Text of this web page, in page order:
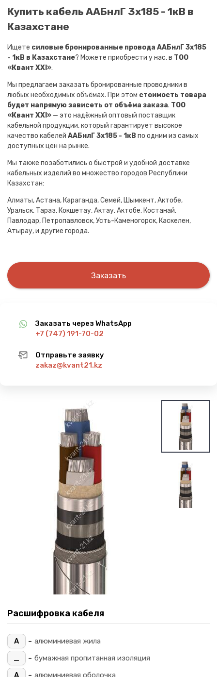
Купить кабель ААБнлГ 3х185 - 1кВ в
Казахстане
Ищете силовые бронированные провода ААБнлГ 3х185
- 1кВ в Казахстане? Можете приобрести у нас, в ТОО
«Квант XXI».
Мы предлагаем заказать бронированные проводники в
любых необходимых объёмах. При этом стоимость товара
будет напрямую зависеть от объёма заказа. ТОО
«Квант XXI» — это надёжный оптовый поставщик
кабельной продукции, который гарантирует высокое
качество кабелей ААБнлГ 3х185 - 1кВ по одним из самых
доступных цен на рынке.
Мы также позаботились о быстрой и удобной доставке
кабельных изделий во множество городов Республики
Казахстан:
Алматы, Астана, Караганда, Семей, Шымкент, Актобе,
Уральск, Тараз, Кокшетау, Актау, Актобе, Костанай,
Павлодар, Петропавловск, Усть-Каменогорск, Каскелен,
Атырау, и другие города.
Заказать
Заказать через WhatsApp
+7 (747) 191-70-02
Отправьте заявку
zakaz@kvant21.kz
Расшифровка кабеля
А - алюминиевая жила
_
- бумажная пропитанная изоляция
А
- алюминиевая оболочка